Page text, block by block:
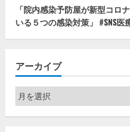
「院内感染予防屋が新型コロ
いる５つの感染対策」 #SNS医
アーカイブ
ア
ー
カ